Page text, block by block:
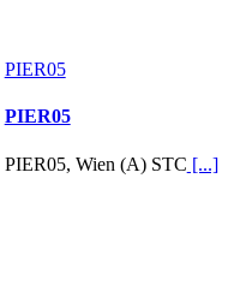
PIER05
PIER05
PIER05, Wien (A) STC [...]